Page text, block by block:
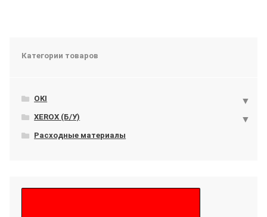
Категории товаров
OKI
XEROX (Б/У)
Расходные материалы